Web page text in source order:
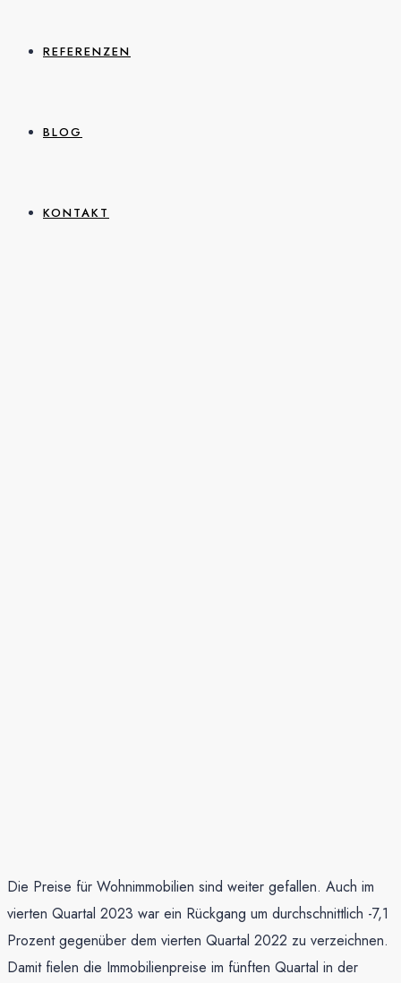
REFERENZEN
BLOG
KONTAKT
Die Preise für Wohnimmobilien sind weiter gefallen. Auch im
vierten Quartal 2023 war ein Rückgang um durchschnittlich -7,1
Prozent gegenüber dem vierten Quartal 2022 zu verzeichnen.
Damit fielen die Immobilienpreise im fünften Quartal in der